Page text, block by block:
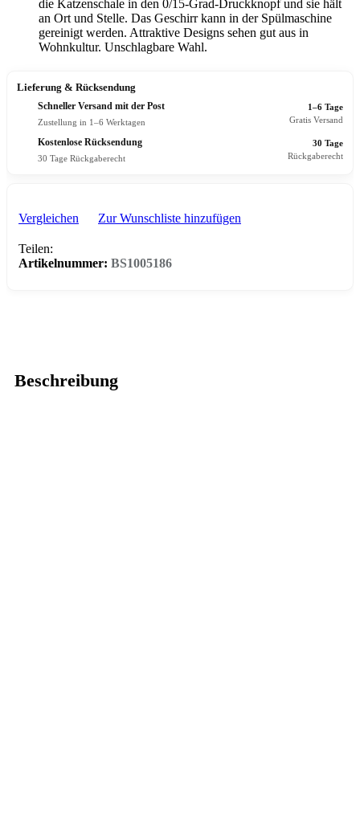
die Katzenschale in den 0/15-Grad-Druckknopf und sie hält
an Ort und Stelle. Das Geschirr kann in der Spülmaschine
gereinigt werden. Attraktive Designs sehen gut aus in
Wohnkultur. Unschlagbare Wahl.
Lieferung & Rücksendung
Schneller Versand mit der Post
Zustellung in 1–6 Werktagen
1–6 Tage
Gratis Versand
Kostenlose Rücksendung
30 Tage Rückgaberecht
30 Tage
Rückgaberecht
Vergleichen Zur Wunschliste hinzufügen
Teilen:
Artikelnummer: BS1005186
Beschreibung